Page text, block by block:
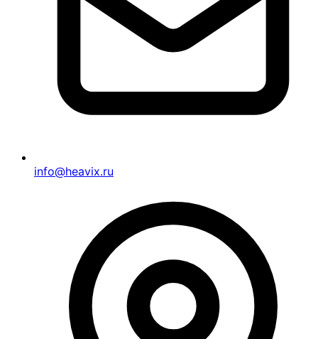
info@heavix.ru